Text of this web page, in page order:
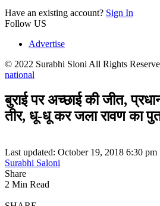
Have an existing account? Sign In
Follow US
Advertise
© 2022 Surabhi Sloni All Rights
national
बुराई पर अच्छाई की जीत,
तीर, धू-धू कर जला रावण का
Last updated: October 19, 2018 6:30 pm
Surabhi Saloni
Share
2 Min Read